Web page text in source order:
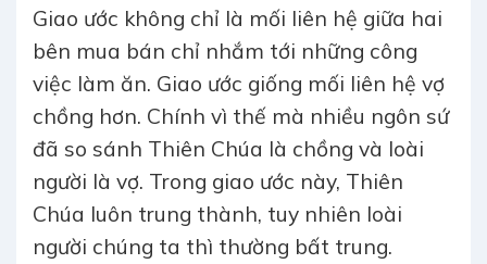
Giao ước không chỉ là mối liên hệ giữa hai
bên mua bán chỉ nhắm tới những công
việc làm ăn. Giao ước giống mối liên hệ vợ
chồng hơn. Chính vì thế mà nhiều ngôn sứ
đã so sánh Thiên Chúa là chồng và loài
người là vợ. Trong giao ước này, Thiên
Chúa luôn trung thành, tuy nhiên loài
người chúng ta thì thường bất trung.